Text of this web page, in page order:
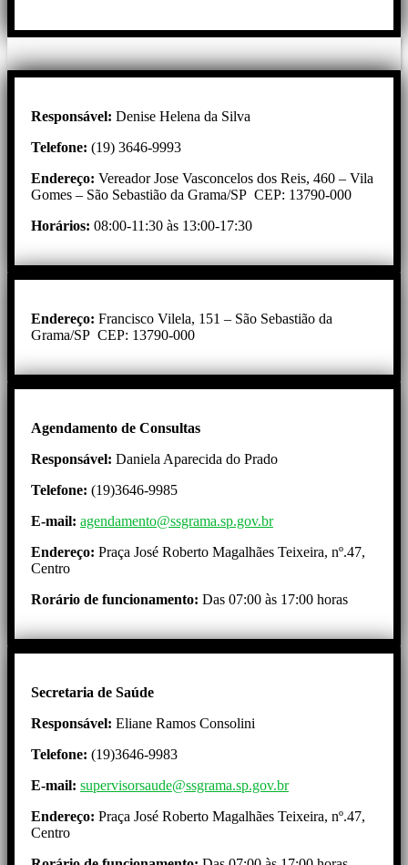
Responsável: Denise Helena da Silva
Telefone: (19) 3646-9993
Endereço: Vereador Jose Vasconcelos dos Reis, 460 – Vila
Gomes – São Sebastião da Grama/SP CEP: 13790-000
Horários: 08:00-11:30 às 13:00-17:30
Endereço: Francisco Vilela, 151 – São Sebastião da
Grama/SP CEP: 13790-000
Agendamento de Consultas
Responsável: Daniela Aparecida do Prado
Telefone: (19)3646-9985
E-mail: agendamento@ssgrama.sp.gov.br
Endereço: Praça José Roberto Magalhães Teixeira, nº.47,
Centro
Rorário de funcionamento: Das 07:00 às 17:00 horas
Secretaria de Saúde
Responsável: Eliane Ramos Consolini
Telefone: (19)3646-9983
E-mail: supervisorsaude@ssgrama.sp.gov.br
Endereço: Praça José Roberto Magalhães Teixeira, nº.47,
Centro